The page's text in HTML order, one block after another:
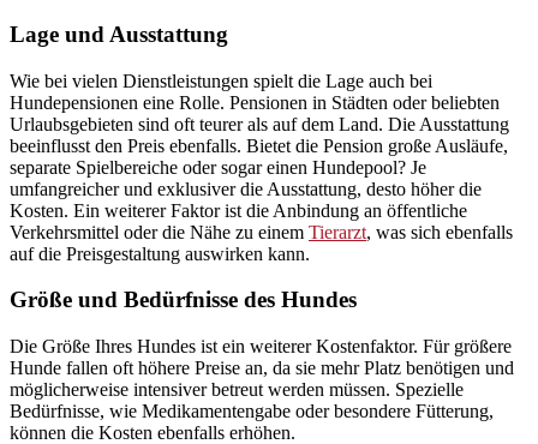
Lage und Ausstattung
Wie bei vielen Dienstleistungen spielt die Lage auch bei
Hundepensionen eine Rolle. Pensionen in Städten oder beliebten
Urlaubsgebieten sind oft teurer als auf dem Land. Die Ausstattung
beeinflusst den Preis ebenfalls. Bietet die Pension große Ausläufe,
separate Spielbereiche oder sogar einen Hundepool? Je
umfangreicher und exklusiver die Ausstattung, desto höher die
Kosten. Ein weiterer Faktor ist die Anbindung an öffentliche
Verkehrsmittel oder die Nähe zu einem Tierarzt, was sich ebenfalls
auf die Preisgestaltung auswirken kann.
Größe und Bedürfnisse des Hundes
Die Größe Ihres Hundes ist ein weiterer Kostenfaktor. Für größere
Hunde fallen oft höhere Preise an, da sie mehr Platz benötigen und
möglicherweise intensiver betreut werden müssen. Spezielle
Bedürfnisse, wie Medikamentengabe oder besondere Fütterung,
können die Kosten ebenfalls erhöhen.